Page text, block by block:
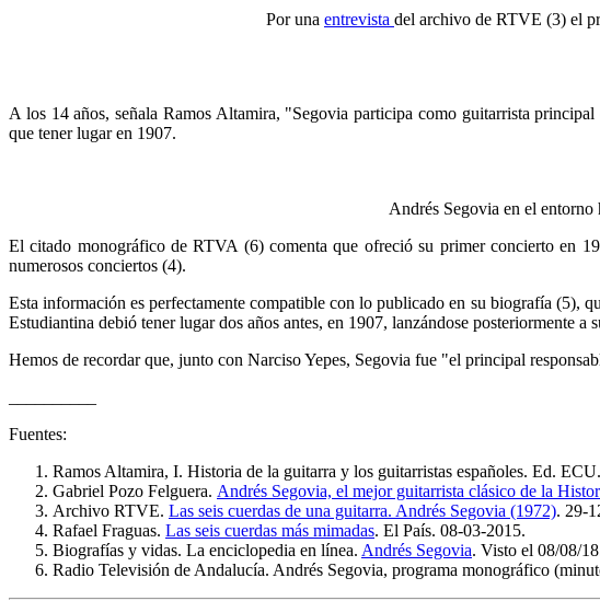
Por una entrevista del archivo de RTVE (3) el
A los 14 años, señala Ramos Altamira, "Segovia participa como guitarrista
que tener lugar en 1907.
Andrés Segovia en el
El citado monográfico de RTVA (6) comenta que ofreció su primer concierto en
numerosos conciertos (4).
Esta información es perfectamente compatible con lo publicado en su biografía (5),
Estudiantina debió tener lugar dos años antes, en 1907, lanzándose posteriormente
Hemos de recordar que, junto con Narciso Yepes, Segovia fue "el principal
Fuentes:
Ramos Altamira, I. Historia de la guitarra y los guitarristas españoles. Ed.
Gabriel Pozo Felguera. Andrés Segovia, el mejor guitarrista clásico de la
Archivo RTVE. Las seis cuerdas de una guitarra. Andrés Segovia (1972). 29-
Rafael Fraguas. Las seis cuerdas más mimadas. El País. 08-03-2015.
Biografías y vidas. La enciclopedia en línea. Andrés Segovia. Visto el 08/08/
Radio Televisión de Andalucía. Andrés Segovia, programa monográfico